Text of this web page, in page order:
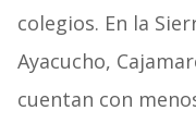
colegios. En la
Ayacucho,
cuentan con